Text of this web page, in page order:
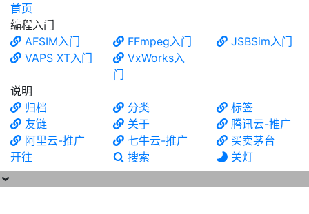
食铁兽
首页
编程入门
AFSIM入门
FFmpeg入门
JSBSim入门
VAPS XT入门
VxWorks入
门
说明
归档
分类
标签
友链
关于
腾讯云-推广
阿里云-推广
七牛云-推广
买卖茅台
开往
搜索 关灯